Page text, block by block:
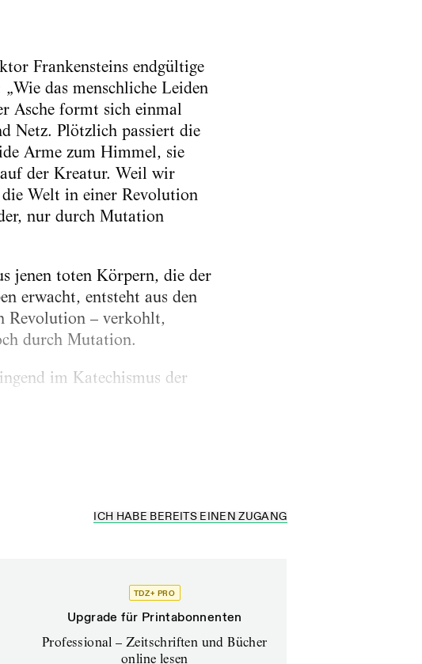
Frankensteins endgültige
das menschliche Leiden
Asche formt sich einmal
Netz. Plötzlich passiert die
Arme zum Himmel, sie
der Kreatur. Weil wir
die Welt in einer Revolution
nur durch Mutation
jenen toten Körpern, die der
erwacht, entsteht aus den
Revolution – verkohlt,
durch Mutation.
im Katechismus der
ICH HABE BEREITS EINEN ZUGANG
TDZ+ PRO
Upgrade für Printabonnenten
Professional – Zeitschriften und Bücher
online lesen